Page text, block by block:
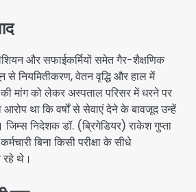
और सफाईकर्मियों समेत गैर-शैक्षणिक
से नियमितीकरण, वेतन वृद्धि और हाल में
की मांग को लेकर अस्पताल परिसर में धरने पर
आरोप था कि वर्षों से सेवाएं देने के बावजूद उन्हें
जिम्स निदेशक डॉ. (ब्रिगेडियर) राकेश गुप्ता
बिना किसी परीक्षा के सीधे
रहे थे।